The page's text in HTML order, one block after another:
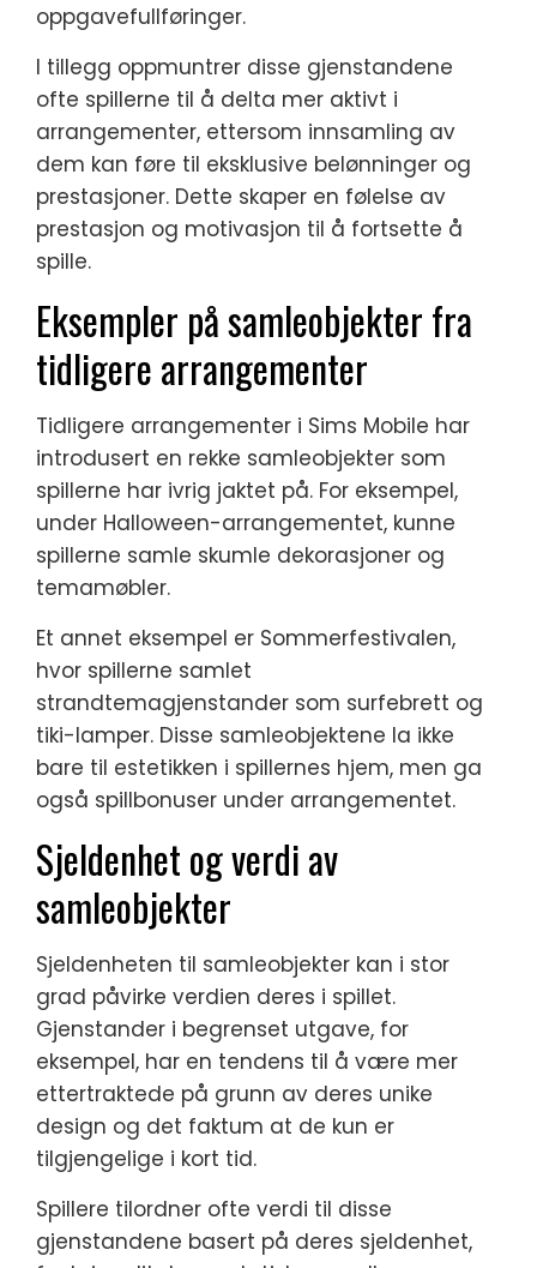
oppgavefullføringer.
I tillegg oppmuntrer disse gjenstandene
ofte spillerne til å delta mer aktivt i
arrangementer, ettersom innsamling av
dem kan føre til eksklusive belønninger og
prestasjoner. Dette skaper en følelse av
prestasjon og motivasjon til å fortsette å
spille.
Eksempler på samleobjekter fra
tidligere arrangementer
Tidligere arrangementer i Sims Mobile har
introdusert en rekke samleobjekter som
spillerne har ivrig jaktet på. For eksempel,
under Halloween-arrangementet, kunne
spillerne samle skumle dekorasjoner og
temamøbler.
Et annet eksempel er Sommerfestivalen,
hvor spillerne samlet
strandtemagjenstander som surfebrett og
tiki-lamper. Disse samleobjektene la ikke
bare til estetikken i spillernes hjem, men ga
også spillbonuser under arrangementet.
Sjeldenhet og verdi av
samleobjekter
Sjeldenheten til samleobjekter kan i stor
grad påvirke verdien deres i spillet.
Gjenstander i begrenset utgave, for
eksempel, har en tendens til å være mer
ettertraktede på grunn av deres unike
design og det faktum at de kun er
tilgjengelige i kort tid.
Spillere tilordner ofte verdi til disse
gjenstandene basert på deres sjeldenhet,